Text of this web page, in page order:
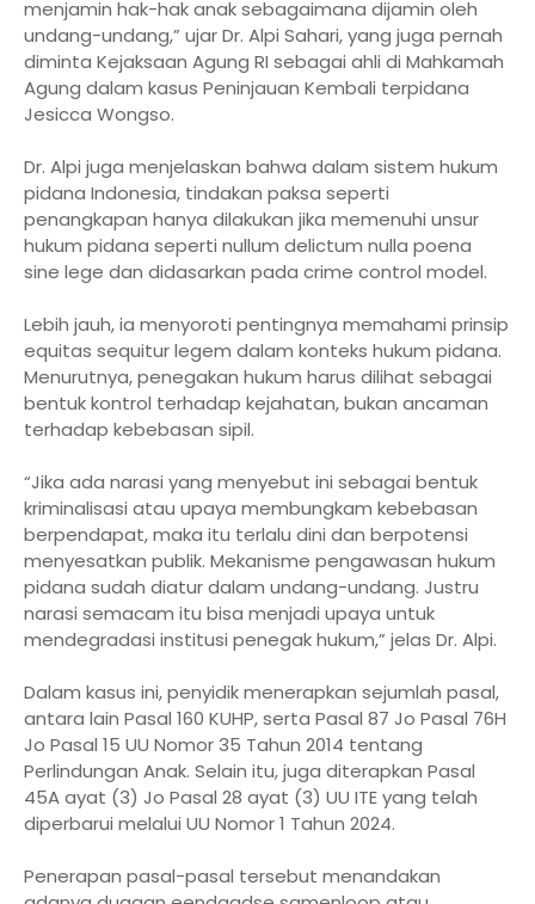
menjamin hak-hak anak sebagaimana dijamin oleh
undang-undang,” ujar Dr. Alpi Sahari, yang juga pernah
diminta Kejaksaan Agung RI sebagai ahli di Mahkamah
Agung dalam kasus Peninjauan Kembali terpidana
Jesicca Wongso.
Dr. Alpi juga menjelaskan bahwa dalam sistem hukum
pidana Indonesia, tindakan paksa seperti
penangkapan hanya dilakukan jika memenuhi unsur
hukum pidana seperti nullum delictum nulla poena
sine lege dan didasarkan pada crime control model.
Lebih jauh, ia menyoroti pentingnya memahami prinsip
equitas sequitur legem dalam konteks hukum pidana.
Menurutnya, penegakan hukum harus dilihat sebagai
bentuk kontrol terhadap kejahatan, bukan ancaman
terhadap kebebasan sipil.
“Jika ada narasi yang menyebut ini sebagai bentuk
kriminalisasi atau upaya membungkam kebebasan
berpendapat, maka itu terlalu dini dan berpotensi
menyesatkan publik. Mekanisme pengawasan hukum
pidana sudah diatur dalam undang-undang. Justru
narasi semacam itu bisa menjadi upaya untuk
mendegradasi institusi penegak hukum,” jelas Dr. Alpi.
Dalam kasus ini, penyidik menerapkan sejumlah pasal,
antara lain Pasal 160 KUHP, serta Pasal 87 Jo Pasal 76H
Jo Pasal 15 UU Nomor 35 Tahun 2014 tentang
Perlindungan Anak. Selain itu, juga diterapkan Pasal
45A ayat (3) Jo Pasal 28 ayat (3) UU ITE yang telah
diperbarui melalui UU Nomor 1 Tahun 2024.
Penerapan pasal-pasal tersebut menandakan